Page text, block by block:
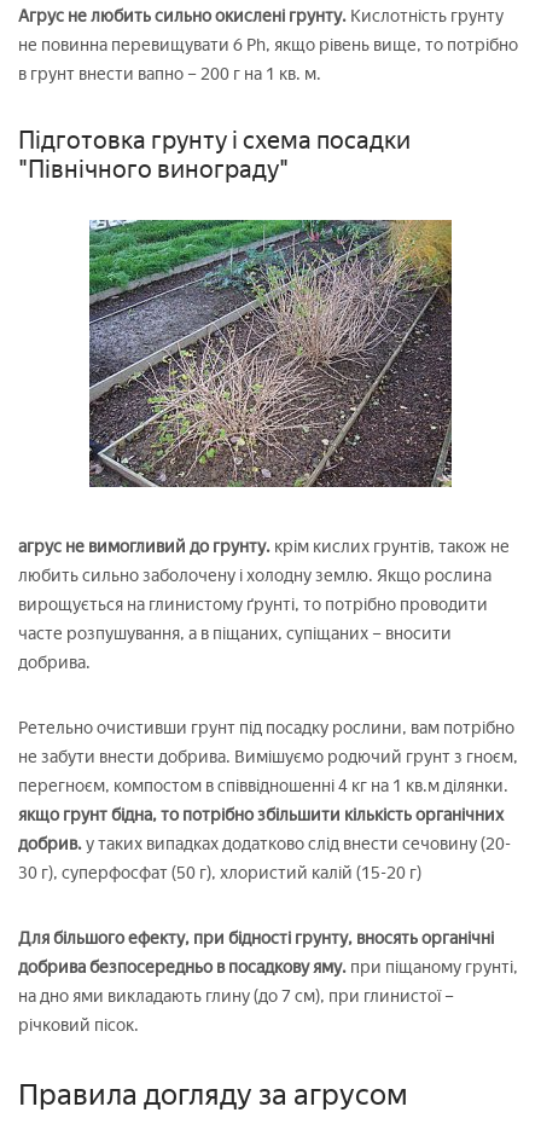
Агрус не любить сильно окислені грунту. Кислотність грунту
не повинна перевищувати 6 Ph, якщо рівень вище, то потрібно
в грунт внести вапно – 200 г на 1 кв. м.
Підготовка грунту і схема посадки
"Північного винограду"
агрус не вимогливий до грунту. крім кислих грунтів, також не
любить сильно заболочену і холодну землю. Якщо рослина
вирощується на глинистому ґрунті, то потрібно проводити
часте розпушування, а в піщаних, супіщаних – вносити
добрива.
Ретельно очистивши грунт під посадку рослини, вам потрібно
не забути внести добрива. Вимішуємо родючий грунт з гноєм,
перегноєм, компостом в співвідношенні 4 кг на 1 кв.м ділянки.
якщо грунт бідна, то потрібно збільшити кількість органічних
добрив.у таких випадках додатково слід внести сечовину (20-
30 г), суперфосфат (50 г), хлористий калій (15-20 г)
Для більшого ефекту, при бідності грунту, вносять органічні
добрива безпосередньо в посадкову яму. при піщаному грунті,
на дно ями викладають глину (до 7 см), при глинистої –
річковий пісок.
Правила догляду за агрусом